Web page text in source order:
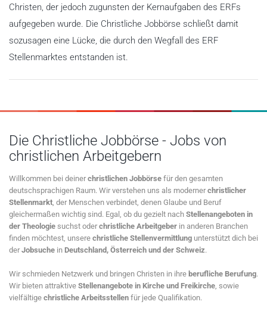
Christen, der jedoch zugunsten der Kernaufgaben des ERFs
aufgegeben wurde. Die Christliche Jobbörse schließt damit
sozusagen eine Lücke, die durch den Wegfall des ERF
Stellenmarktes entstanden ist.
Die Christliche Jobbörse - Jobs von
christlichen Arbeitgebern
Willkommen bei deinerchristlichen Jobbörse für den gesamten
deutschsprachigen Raum. Wir verstehen uns als modernerchristlicher
Stellenmarkt , der Menschen verbindet, denen Glaube und Beruf
gleichermaßen wichtig sind. Egal, ob du gezielt nach Stellenangeboten in
der Theologie suchst oderchristliche Arbeitgeber in anderen Branchen
finden möchtest, unsere christliche Stellenvermittlung unterstützt dich bei
derJobsuche in Deutschland, Österreich und der Schweiz.
Wir schmieden Netzwerk und bringen Christen in ihre berufliche Berufung.
Wir bieten attraktive Stellenangebote in Kirche und Freikirche , sowie
vielfältige christliche Arbeitsstellen für jede Qualifikation.